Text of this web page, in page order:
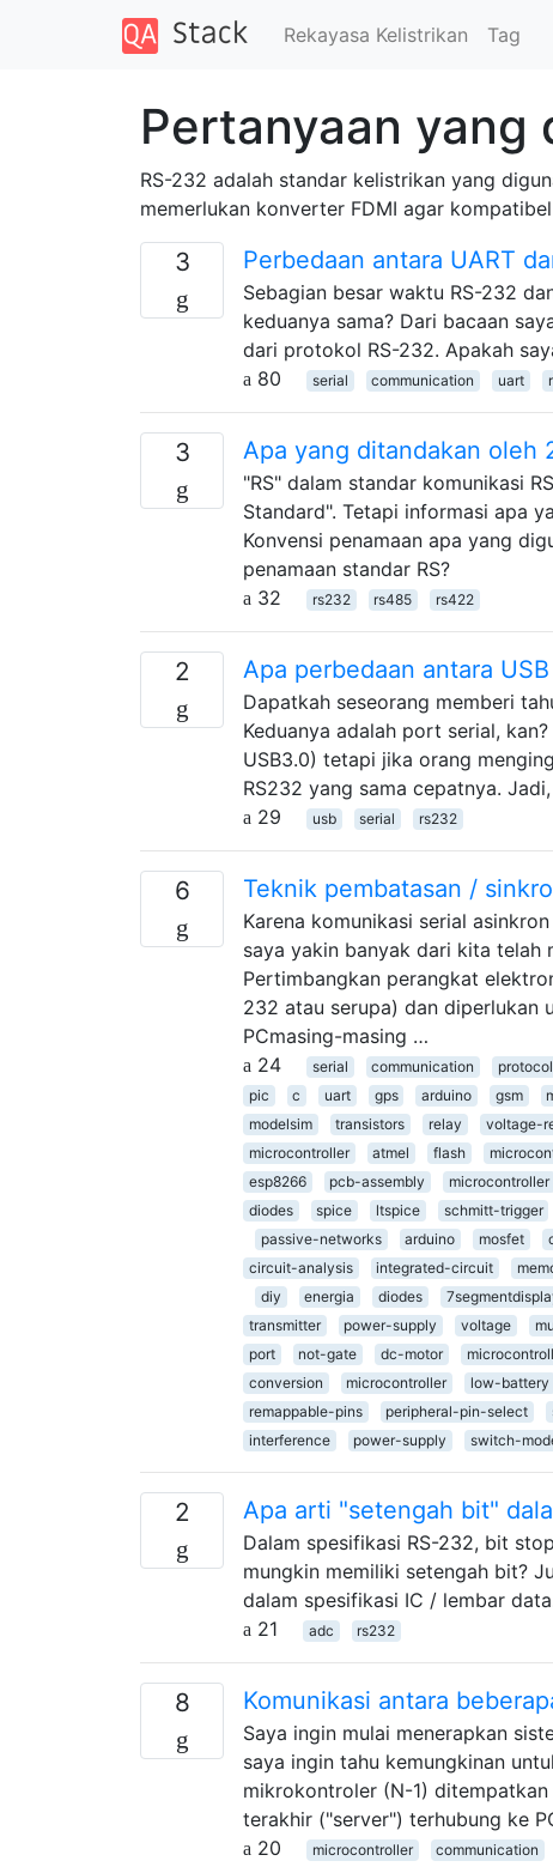
Rekayasa Kelistrikan Tag
Pertanyaan yang
RS-232 adalah standar kelistrikan yang
memerlukan konverter FDMI agar
3 Perbedaan antara UART
Sebagian besar waktu RS-232
keduanya sama? Dari bacaan
dari protokol RS-232. Apakah
80
serial communication uart
3 Apa yang ditandakan oleh
"RS" dalam standar komunikasi
Standard". Tetapi informasi apa
Konvensi penamaan apa yang
penamaan standar RS?
32
rs232 rs485 rs422
2 Apa perbedaan antara
Dapatkah seseorang memberi
Keduanya adalah port serial,
USB3.0) tetapi jika orang
RS232 yang sama cepatnya.
29
usb serial rs232
6 Teknik pembatasan /
Karena komunikasi serial
saya yakin banyak dari kita
Pertimbangkan perangkat
232 atau serupa) dan diperlukan
PCmasing-masing …
24
serial communication protocol
pic
c uart gps arduino gsm
modelsim
transistors relay voltage-
microcontroller
atmel flash
esp8266
pcb-assembly microcontroller
diodes
spice ltspice schmitt-trigger
passive-networks
arduino mosfet
circuit-analysis
integrated-circuit
diy
energia diodes
transmitter
power-supply voltage
port
not-gate dc-motor
conversion
microcontroller low-battery
remappable-pins
peripheral-pin-select
interference
power-supply switch-
2 Apa arti "setengah bit"
Dalam spesifikasi RS-232, bit
mungkin memiliki setengah bit?
dalam spesifikasi IC / lembar
21
adc rs232
8 Komunikasi antara
Saya ingin mulai menerapkan
saya ingin tahu kemungkinan
mikrokontroler (N-1)
terakhir ("server") terhubung ke
20
microcontroller communication